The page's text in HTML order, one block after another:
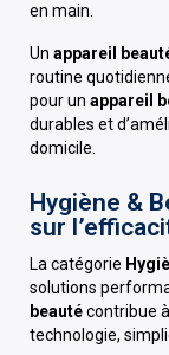
en main.
Un appareil
routine
pour un appareil
durables et
domicile.
Hygiène &
sur
La catégorie
solutions
beautécontribue
technologie,